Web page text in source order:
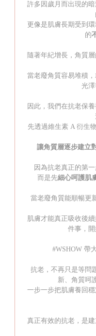
許多因歲月而出現的
更像是肌膚長期受到
的
隨著年紀增長，角質
當老廢角質容易堆積
光澤
因此，我們在抗老保
先透過維生素 A 衍生
讓角質層逐步建立
因為抗老真正的第
而是先細心呵護肌
當老廢角質能順暢更
肌膚才能真正吸收後
件事，開
#WSHOW 帶
抗老，不再只是等問
新、角質呵
一步一步把肌膚養回
真正有效的抗老，是